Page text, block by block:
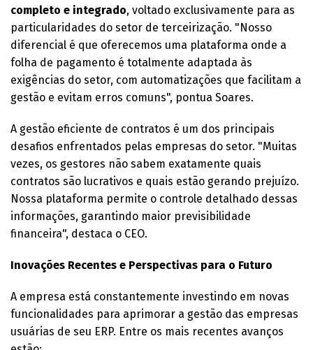
completo e integrado, voltado exclusivamente para as
particularidades do setor de terceirização. "Nosso
diferencial é que oferecemos uma plataforma onde a
folha de pagamento é totalmente adaptada às
exigências do setor, com automatizações que facilitam a
gestão e evitam erros comuns", pontua Soares.
A gestão eficiente de contratos é um dos principais
desafios enfrentados pelas empresas do setor. "Muitas
vezes, os gestores não sabem exatamente quais
contratos são lucrativos e quais estão gerando prejuízo.
Nossa plataforma permite o controle detalhado dessas
informações, garantindo maior previsibilidade
financeira", destaca o CEO.
Inovações Recentes e Perspectivas para o Futuro
A empresa está constantemente investindo em novas
funcionalidades para aprimorar a gestão das empresas
usuárias de seu ERP. Entre os mais recentes avanços